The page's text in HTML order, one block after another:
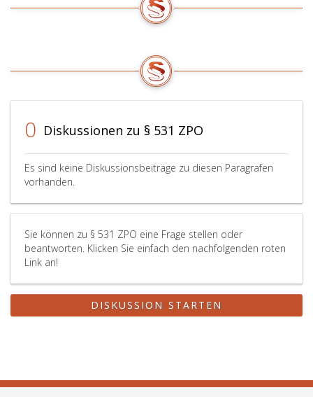
0 Diskussionen zu § 531 ZPO
Es sind keine Diskussionsbeiträge zu diesen Paragrafen
vorhanden.
Sie können zu § 531 ZPO eine Frage stellen oder
beantworten. Klicken Sie einfach den nachfolgenden roten
Link an!
DISKUSSION STARTEN